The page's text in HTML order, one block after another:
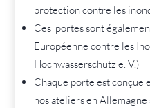
protection contre les
Ces portes sont
Européenne contre les
Hochwasserschutz e. V.)
Chaque porte est conçue
nos ateliers en Allemagne